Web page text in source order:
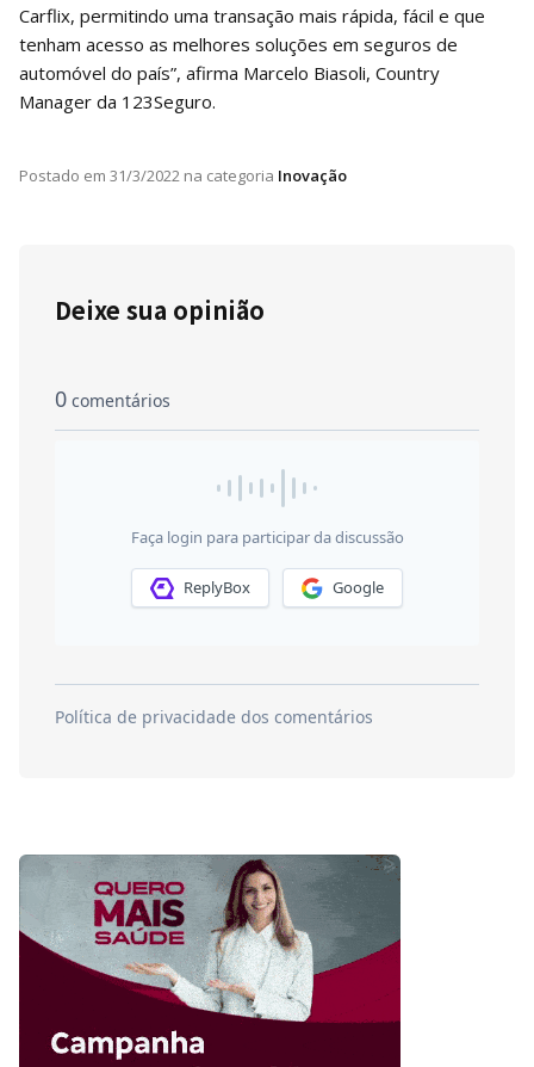
Carflix, permitindo uma transação mais rápida, fácil e que
tenham acesso as melhores soluções em seguros de
automóvel do país”, afirma Marcelo Biasoli, Country
Manager da 123Seguro.
Postado em 31/3/2022 na categoria Inovação
Deixe sua opinião